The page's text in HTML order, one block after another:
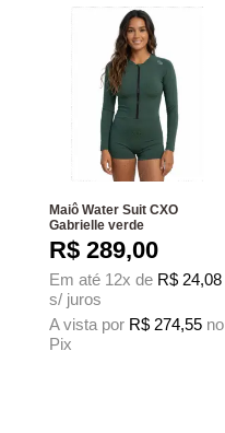
Maiô Water Suit CXO
Gabrielle verde
R$ 289,00
Em até 12x de R$ 24,08
s/ juros
A vista por R$ 274,55 no
Pix